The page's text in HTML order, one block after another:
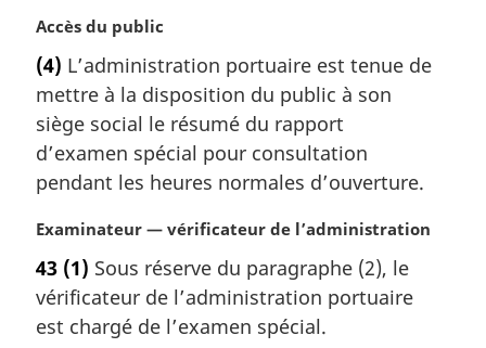
n
a
e
:
N
t
e
m
a
g
n
a
e
:
Accès du public
(4) L’administration portuaire est tenue de
mettre à la disposition du public à son
siège social le résumé du rapport
d’examen spécial pour consultation
pendant les heures normales d’ouverture.
N
t
e
m
Examinateur — vérificateur de l’administration
43 (1) Sous réserve du paragraphe (2), le
vérificateur de l’administration portuaire
est chargé de l’examen spécial.